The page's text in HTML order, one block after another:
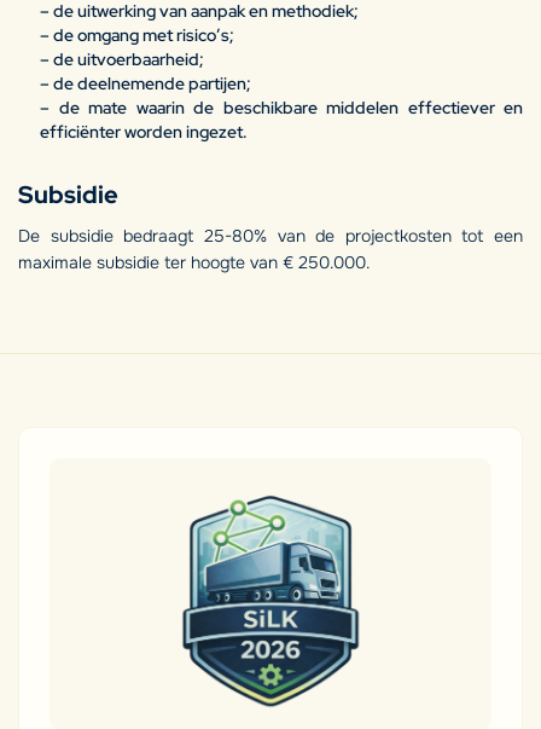
– de uitwerking van aanpak en methodiek;
– de omgang met risico’s;
– de uitvoerbaarheid;
– de deelnemende partijen;
– de mate waarin de beschikbare middelen effectiever en
efficiënter worden ingezet.
Subsidie
De subsidie bedraagt 25-80% van de projectkosten tot een
maximale subsidie ter hoogte van € 250.000.